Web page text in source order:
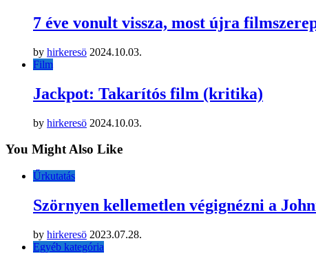
7 éve vonult vissza, most újra
by hirkeresö 2024.10.03.
Film
Jackpot: Takarítós film (kritika)
by hirkeresö 2024.10.03.
You Might Also Like
Űrkutatás
Szörnyen kellemetlen végignézni a
by hirkeresö 2023.07.28.
Egyéb kategória